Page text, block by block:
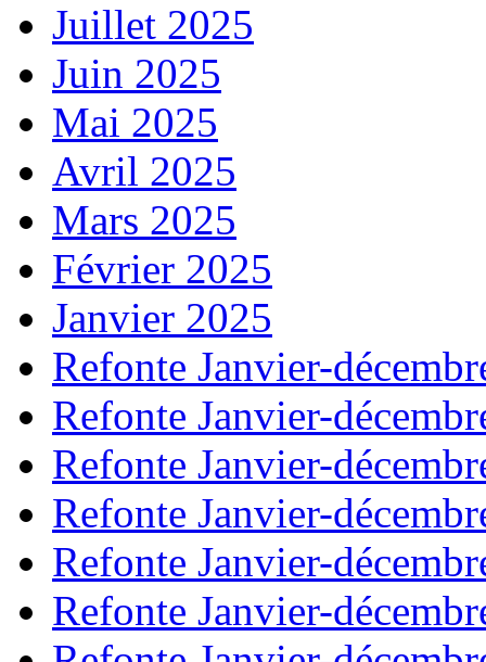
Juillet 2025
Juin 2025
Mai 2025
Avril 2025
Mars 2025
Février 2025
Janvier 2025
Refonte Janvier-
Refonte Janvier-
Refonte Janvier-
Refonte Janvier-
Refonte Janvier-
Refonte Janvier-